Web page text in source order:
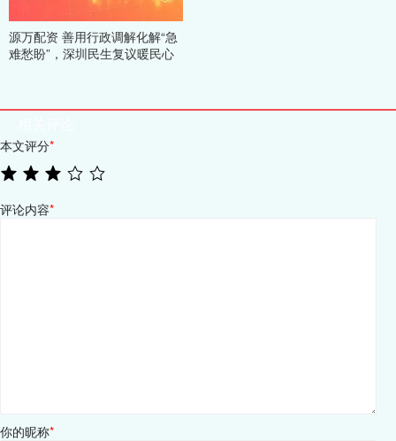
源万配资 善用行政调解化解“急
难愁盼”，深圳民生复议暖民心
本文评分*
评论内容*
你的昵称*